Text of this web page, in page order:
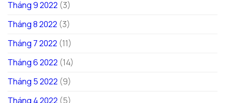
Tháng 9 2022 (3)
Tháng 8 2022 (3)
Tháng 7 2022 (11)
Tháng 6 2022 (14)
Tháng 5 2022 (9)
Tháng 4 2022 (5)